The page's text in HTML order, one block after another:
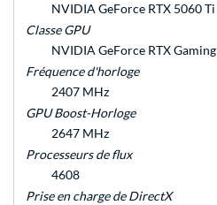
NVIDIA GeForce RTX 5060 Ti
Classe GPU
NVIDIA GeForce RTX Gaming
Fréquence d'horloge
2407 MHz
GPU Boost-Horloge
2647 MHz
Processeurs de flux
4608
Prise en charge de DirectX